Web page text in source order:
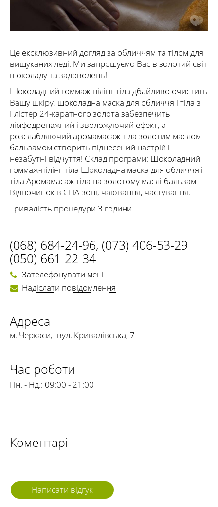
Це ексклюзивний догляд за обличчям та тілом для
вишуканих леді. Ми запрошуємо Вас в золотий світ
шоколаду та задоволень!
Шоколадний гоммаж-пілінг тіла дбайливо очистить
Вашу шкіру, шоколадна маска для обличчя і тіла з
Глістер 24-каратного золота забезпечить
лімфодренажний і зволожуючий ефект, а
розслабляючий аромамасаж тіла золотим маслом-
бальзамом створить піднесений настрій і
незабутні відчуття! Склад програми: Шоколадний
гоммаж-пілінг тіла Шоколадна маска для обличчя і
тіла Аромамасаж тіла на золотому маслі-бальзам
Відпочинок в СПА-зоні, чаювання, частування.
Тривалість процедури 3 години
(068) 684-24-96, (073) 406-53-29
(050) 661-22-34
Зателефонувати мені
Надіслати повідомлення
Адреса
м. Черкаси, вул. Кривалівська, 7
Час роботи
Пн. - Нд.: 09:00 - 21:00
Коментарі
Написати відгук